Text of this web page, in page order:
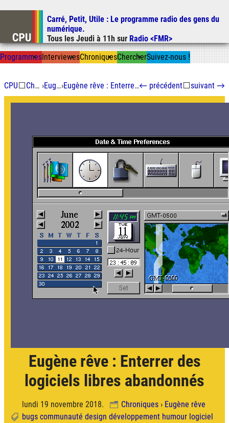
Aller au contenu
Aller à la recherche
Carré, Petit, Utile : Le programme radio des gens du
numérique.
Tous les Jeudi à 11h sur Radio <FMR>
ProgrammesInterviewesChroniquesChercherSuivez-nous !
CPU⬜ Chroniques › Eugène rêve› Eugène rêve : Enterrer des logiciels libres abandonnés← précédent⬜suivant →
Eugène rêve : Enterrer des
logiciels libres abandonnés
lundi 19 novembre 2018. Chroniques› Eugène rêve
bugs communauté design développement humour logiciel